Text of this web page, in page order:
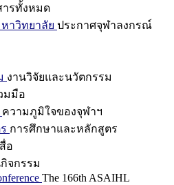
ารทั้งหมด
าวิทยาลัย ประกาศจุฬาลงกรณ์
งานวิจัยและนวัตกรรม
มมือ
ความภูมิใจของจุฬาฯ
การศึกษาและหลักสูตร
อ
จกรรม
The 166th ASAIHL